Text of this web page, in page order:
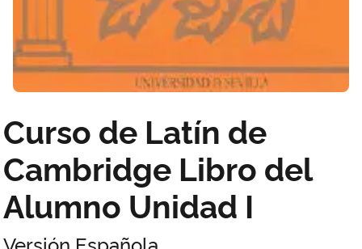
Curso de Latín de
Cambridge Libro del
Alumno Unidad I